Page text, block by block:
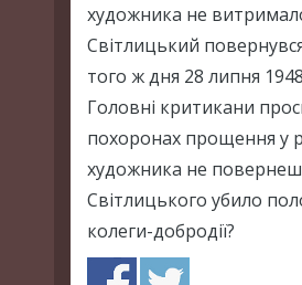
художника не
Світлицький
того ж дня 28 липня
Головні критикани
похоронах прощення у
художника не
Світлицького убило
колеги-добродії?